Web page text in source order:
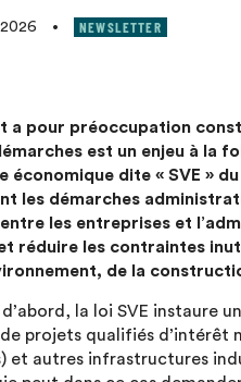
• NEWSLETTER
a pour préoccupation
est un enjeu à la
économique dite « SVE »
les démarches
les entreprises et
réduire les contraintes
de la
la loi SVE instaure
projets qualifiés d’intérêt
et autres infrastructures